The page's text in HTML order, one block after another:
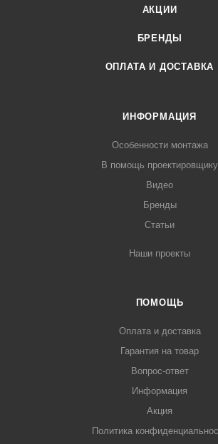
АКЦИИ
БРЕНДЫ
ОПЛАТА И ДОСТАВКА
ИНФОРМАЦИЯ
Особенности монтажа
В помощь проектировщику
Видео
Бренды
Статьи
Наши проекты
ПОМОЩЬ
Оплата и доставка
Гарантия на товар
Вопрос-ответ
Информация
Акция
Политика